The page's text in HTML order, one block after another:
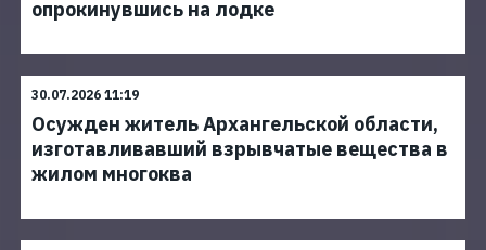
опрокинувшись на лодке
30.07.2026 11:19
Осужден житель Архангельской области,
изготавливавший взрывчатые вещества в
жилом многоква